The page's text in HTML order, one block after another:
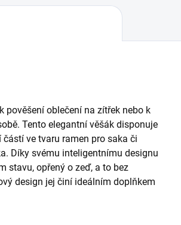
pověšení oblečení na zítřek nebo k
Tento elegantní věšák disponuje
ve tvaru ramen pro saka či
Díky svému inteligentnímu designu
stavu, opřený o zeď, a to bez
design jej činí ideálním doplňkem